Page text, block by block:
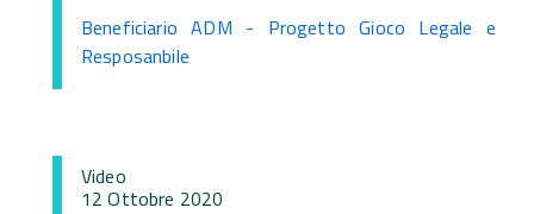
Beneficiario ADM - Progetto Gioco Legale e
Resposanbile
Video
12 Ottobre 2020